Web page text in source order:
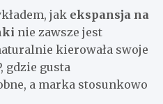
jak ekspansja na
nie zawsze jest
kierowała swoje
gdzie gusta
a marka stosunkowo